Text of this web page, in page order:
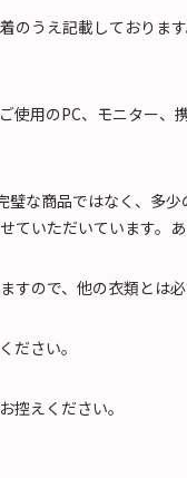
うえ記載しており
用のPC、モニター
な商品ではなく、多
いただいています。あ
ので、他の衣類とは必
ださい。
控えください。